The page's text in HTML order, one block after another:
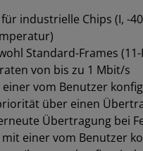
industrielle Chips (I, -
Standard-Frames
von bis zu 1 Mbit/s
einer vom Benutzer
über einen
Übertragung bei
mit einer vom Benutzer